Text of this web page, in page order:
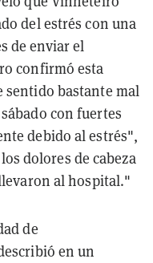
del estrés con una
de enviar el
confirmó esta
sentido bastante mal
con fuertes
debido al estrés",
dolores de cabeza
al hospital."
de
en un